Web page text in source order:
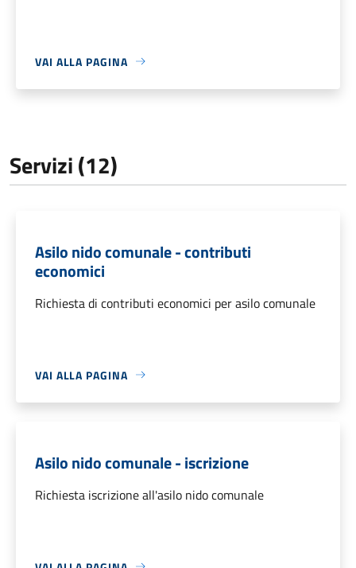
VAI ALLA PAGINA
Servizi (12)
Asilo nido comunale - contributi
economici
Richiesta di contributi economici per asilo comunale
VAI ALLA PAGINA
Asilo nido comunale - iscrizione
Richiesta iscrizione all'asilo nido comunale